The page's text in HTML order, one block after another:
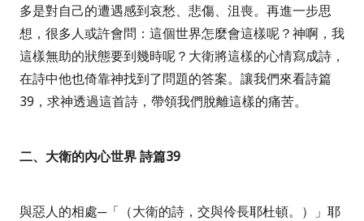
多是對自己的遭遇感到哀愁、悲傷、沮喪。再進一步思
想，很多人或許會問：這個世界怎麼會這樣呢？神啊，我
這樣無助的狀態要到幾時呢？大衛將這樣的心情寫成詩，
在詩中他也倚靠神找到了問題的答案。讓我們來看詩篇
39 ，求神透過這首詩，帶領我們脫離這樣的痛苦。
二、大衛的內心世界 詩篇39
與惡人的相處─「（大衛的詩，交與伶長耶杜頓。）」 耶